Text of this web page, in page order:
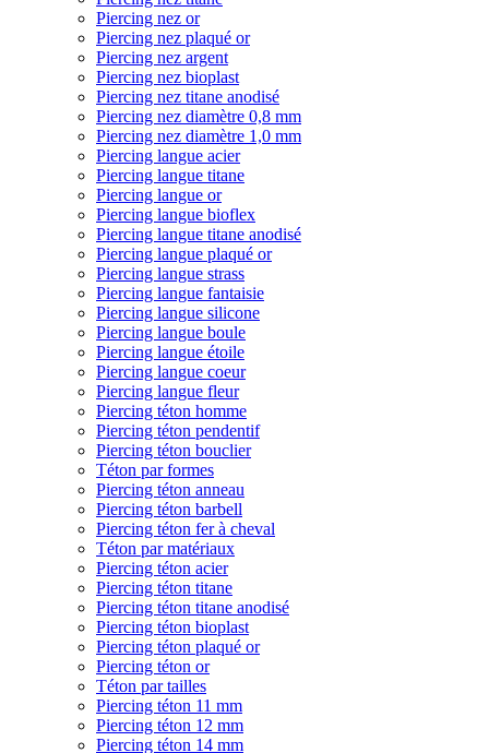
Piercing nez or
Piercing nez plaqué or
Piercing nez argent
Piercing nez bioplast
Piercing nez titane anodisé
Piercing nez diamètre 0,8 mm
Piercing nez diamètre 1,0 mm
Piercing langue acier
Piercing langue titane
Piercing langue or
Piercing langue bioflex
Piercing langue titane anodisé
Piercing langue plaqué or
Piercing langue strass
Piercing langue fantaisie
Piercing langue silicone
Piercing langue boule
Piercing langue étoile
Piercing langue coeur
Piercing langue fleur
Piercing téton homme
Piercing téton pendentif
Piercing téton bouclier
Téton par formes
Piercing téton anneau
Piercing téton barbell
Piercing téton fer à cheval
Téton par matériaux
Piercing téton acier
Piercing téton titane
Piercing téton titane anodisé
Piercing téton bioplast
Piercing téton plaqué or
Piercing téton or
Téton par tailles
Piercing téton 11 mm
Piercing téton 12 mm
Piercing téton 14 mm